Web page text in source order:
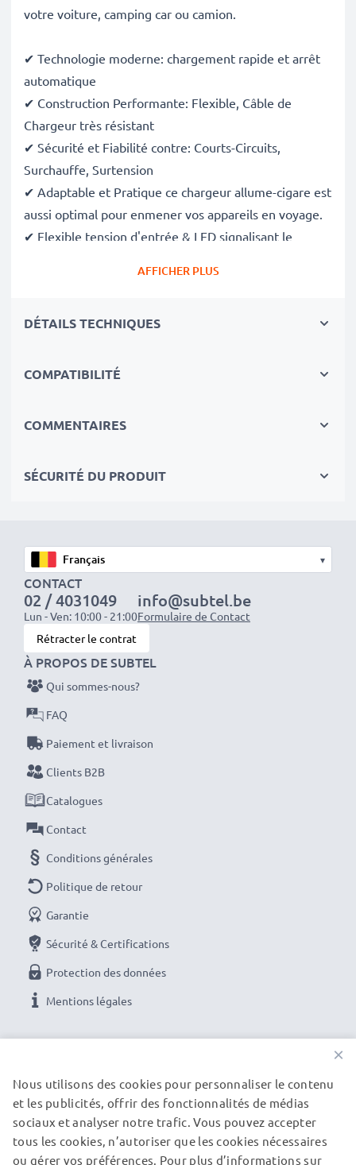
votre voiture, camping car ou camion.
✔ Technologie moderne: chargement rapide et arrêt
automatique
✔ Construction Performante: Flexible, Câble de
Chargeur très résistant
✔ Sécurité et Fiabilité contre: Courts-Circuits,
Surchauffe, Surtension
✔ Adaptable et Pratique ce chargeur allume-cigare est
aussi optimal pour enmener vos appareils en voyage.
✔ Flexible tension d'entrée & LED signalisant le
le chargeur allume-cigare de voiture subtel fournira
Connecteur 1: Mini USB
Ampérage de Sortie / Output ampère: 1A /
1000mA
Puissance / Power Watt
Longueur de câble: 1.5m
Parfaitement compatible avec:
Le chargeur fonctionne sur une prise allume-cigare de
voiture et camping car de 12V et également sur une
★ 3 ans de Garantie ★
En tant que Professionnel International du Métier
depuis 2004, nous connaissons la valeur des produits
de grande Qualité, c'est pour cela, que nous nous
engageons sur une Garantie de 36 mois!
AFFICHER PLUS
DÉTAILS TECHNIQUES
COMPATIBILITÉ
COMMENTAIRES
SÉCURITÉ DU PRODUIT
▾
CONTACT
02 / 4031049
Lun - Ven: 10:00 - 21:00
info@subtel.be
Formulaire de Contact
Rétracter le contrat
À PROPOS DE SUBTEL
Qui sommes-nous?
FAQ
Paiement et livraison
Clients B2B
Catalogues
Contact
Conditions générales
Politique de retour
Garantie
Sécurité & Certifications
Protection des données
Mentions légales
NOS PARTENAIRES DE LIVRAISON
×
Nous utilisons des cookies pour personnaliser le contenu
et les publicités, offrir des fonctionnalités de médias
sociaux et analyser notre trafic. Vous pouvez accepter
tous les cookies, n’autoriser que les cookies nécessaires
ou gérer vos préférences. Pour plus d’informations sur